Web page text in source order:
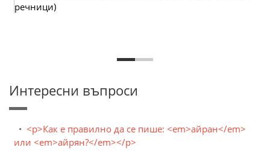
речници)
Интересни въпроси
<p>Как е правилно да се пише: <em>айран</em>
или <em>айрян?</em></p>